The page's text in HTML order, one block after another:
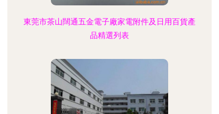
東莞市茶山闊通五金電子廠家電附件及日用百貨產
品精選列表